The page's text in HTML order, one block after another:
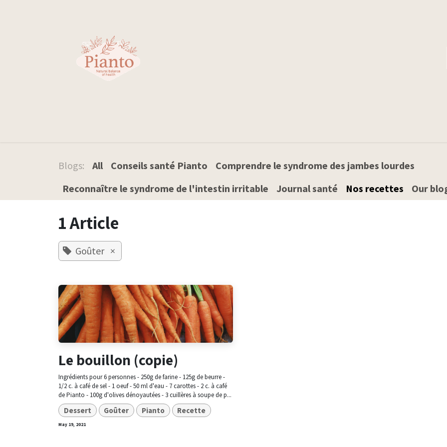
Blogs: All Conseils santé Pianto
Comprendre le syndrome des jambes lourdes
Reconnaître le syndrome de l'intestin irritable
Journal santé Nos recettes Our
1 Article
Goûter ×
Le bouillon (copie)
Ingrédients pour 6 personnes - 250g de farine - 125g de beurre -
1/2 c. à café de sel - 1 oeuf - 50 ml d'eau - 7 carottes - 2 c. à café
de Pianto - 100g d'olives dénoyautées - 3 cuillères à soupe de p...
Dessert Goûter Pianto Recette
May 19, 2021